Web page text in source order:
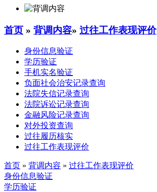
首页 » 背调内容» 过往工作表现评价
身份信息验证
学历验证
手机实名验证
负面社会治安记录查询
法院失信记录查询
法院诉讼记录查询
金融风险记录查询
对外投资查询
过往履历核实
过往工作表现评价
首页 » 背调内容 » 过往工作表现评价
身份信息验证
学历验证